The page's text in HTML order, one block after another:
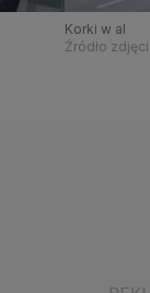
Korki w al
Źródło